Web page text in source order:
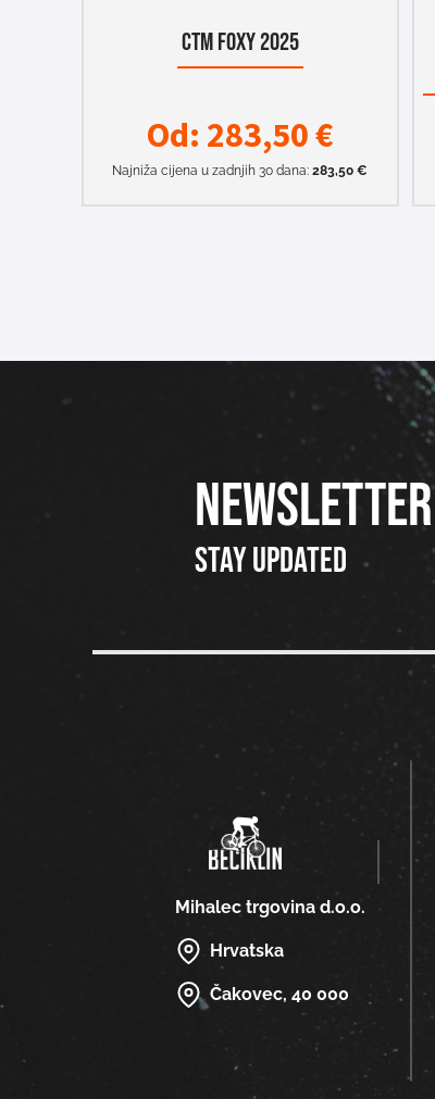
CTM FOXY 2025
Od:283,50€
Najniža cijena u zadnjih 30 dana:283,50€
NEWSLETTER
Stay updated
Mihalec trgovina d.o.o.
Hrvatska
Čakovec, 40 000